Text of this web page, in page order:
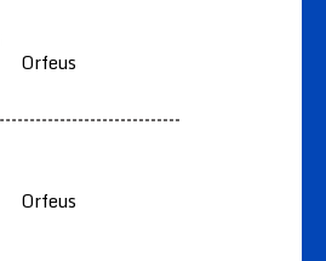
Orfeus
Orfeus